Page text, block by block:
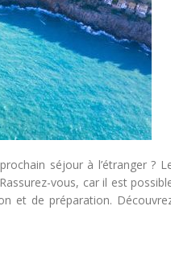
séjour à l’étranger ?
vous, car il est
et de préparation.